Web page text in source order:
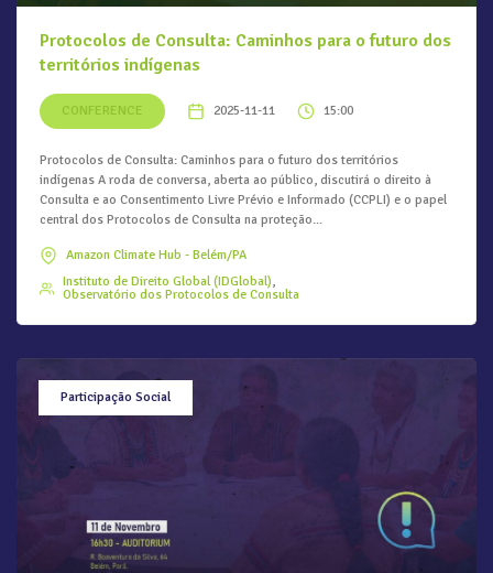
Protocolos de Consulta: Caminhos para o futuro dos
territórios indígenas
CONFERENCE 2025-11-11 15:00
Protocolos de Consulta: Caminhos para o futuro dos territórios
indígenas A roda de conversa, aberta ao público, discutirá o direito à
Consulta e ao Consentimento Livre Prévio e Informado (CCPLI) e o papel
central dos Protocolos de Consulta na proteção...
Amazon Climate Hub - Belém/PA
Instituto de Direito Global (IDGlobal)
Observatório dos Protocolos de Consulta
Participação Social